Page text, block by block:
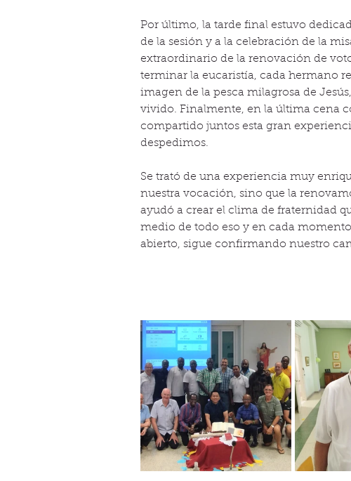
Por último, la tarde final estuvo
de la sesión y a la celebración de la
extraordinario de la renovación de
terminar la eucaristía, cada hermano
imagen de la pesca milagrosa de
vivido. Finalmente, en la última cena
compartido juntos esta gran
despedimos.
Se trató de una experiencia muy
nuestra vocación, sino que la
ayudó a crear el clima de fraternidad
medio de todo eso y en cada
abierto, sigue confirmando nuestro